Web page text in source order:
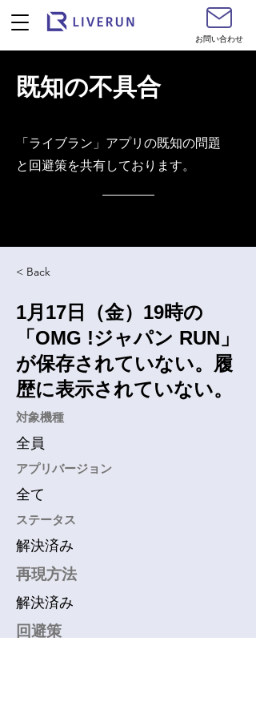
お問い合わせ
既知の不具合
​「ライブラン」アプリの既知の問題
と回避策を共有しております。
< Back
1月17日（金）19時の
「OMG !ジャパン RUN」
が保存されていない。履
歴に表示されていない。
​対象機種
全員
アプリバージョン
全て
​ステータス
解決済み
再現方法
解決済み
回避策